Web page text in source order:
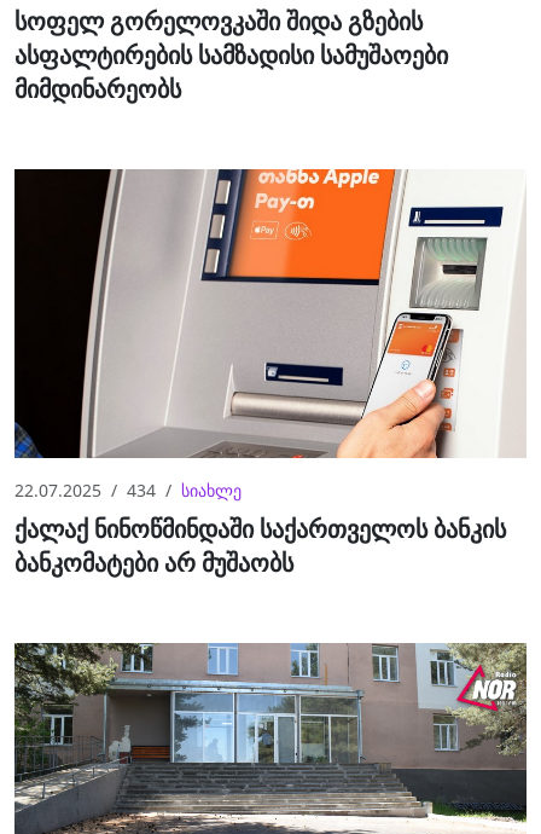
სოფელ გორელოვკაში შიდა გზების
ასფალტირების სამზადისი სამუშაოები
მიმდინარეობს
22.07.2025 434 სიახლე
ქალაქ ნინოწმინდაში საქართველოს ბანკის
ბანკომატები არ მუშაობს